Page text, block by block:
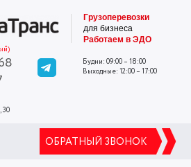
Грузоперевозки
для бизнеса
Работаем в ЭДО
Будни: 09:00 – 18:00
Выходные: 12:00 – 17:00
30
ОБРАТНЫЙ ЗВОНОК